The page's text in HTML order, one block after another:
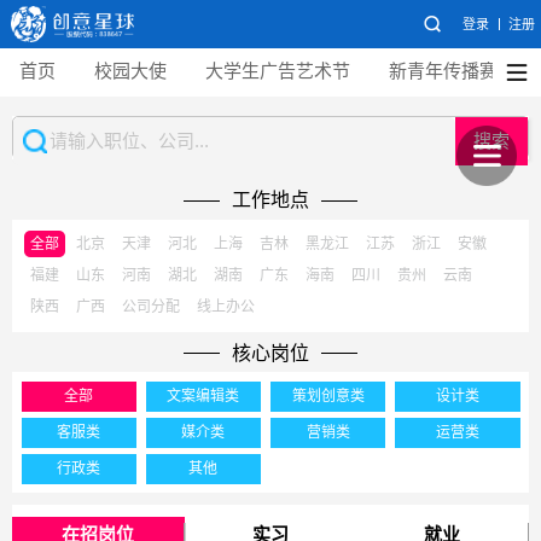
登录 注册
首页 校园大使 大学生广告艺术节 新青年传播赛
搜索
工作地点
全部 北京 天津 河北 上海 吉林 黑龙江 江苏 浙江
安徽
福建
山东 河南 湖北 湖南 广东 海南 四川 贵州
云南
陕西
广西 公司分配 线上办公
核心岗位
全部 文案编辑类 策划创意类 设计类
客服类 媒介类 营销类 运营类
行政类 其他
在招岗位 实习 就业